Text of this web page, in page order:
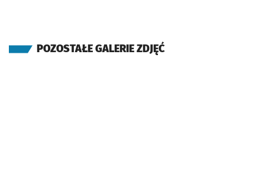
POZOSTAŁE GALERIE ZDJĘĆ